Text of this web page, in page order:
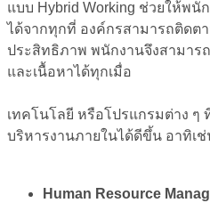
แบบ Hybrid Working ช่วยให้พนั
ได้จากทุกที่ องค์กรสามารถติดต
ประสิทธิภาพ พนักงานจึงสามาร
และเนื้อหาได้ทุกเมื่อ
เทคโนโลยี หรือโปรแกรมต่าง ๆ
บริหารงานภายในได้ดีขึ้น อาทิเ
Human Resource